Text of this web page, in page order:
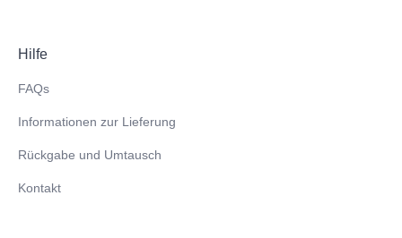
Hilfe
FAQs
Informationen zur Lieferung
Rückgabe und Umtausch
Kontakt